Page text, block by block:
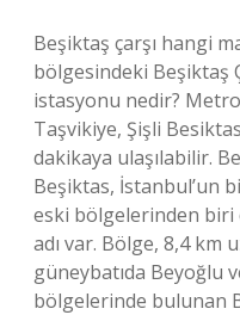
Beşiktaş çarşı hangi
bölgesindeki Beşiktaş
istasyonu nedir? Metro
Taşvikiye, Şişli
dakikaya ulaşılabilir.
Beşiktas, İstanbul’un
eski bölgelerinden
adı var. Bölge, 8,4 km
güneybatıda Beyoğlu
bölgelerinde bulunan